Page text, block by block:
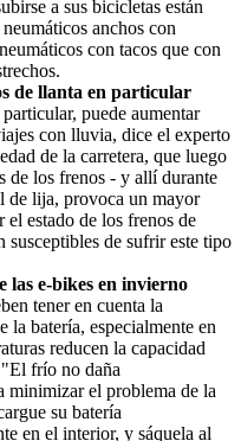
a sus bicicletas están
anchos con
con tacos que con
de llanta en particular
puede aumentar
con lluvia, dice el experto
de la carretera, que luego
de los frenos - y allí durante
de lija, provoca un mayor
el estado de los frenos de
de sufrir este tipo
las e-bikes en invierno
tener en cuenta la
batería, especialmente en
reducen la capacidad
frío no daña
minimizar el problema de la
su batería
en el interior, y sáquela al